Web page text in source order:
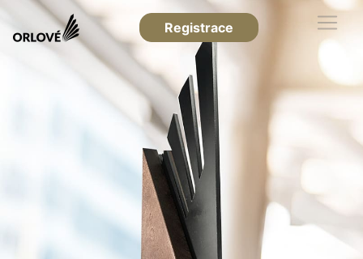
Registrace